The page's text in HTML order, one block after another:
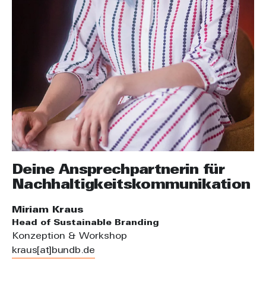
Deine Ansprechpartnerin für
Nachhaltigkeits­kommunikation
Miriam Kraus
Head of Sustainable Branding
Konzeption & Workshop
kraus[at]bundb.de